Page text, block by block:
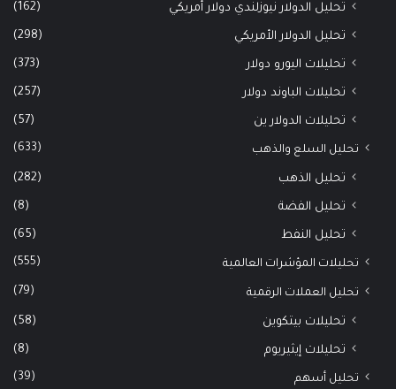
تحليل الدولار نيوزلندي دولار أمريكي (162)
تحليل الدولار الأمريكي (298)
تحليلات اليورو دولار (373)
تحليلات الباوند دولار (257)
تحليلات الدولار ين (57)
تحليل السلع والذهب (633)
تحليل الذهب (282)
تحليل الفضة (8)
تحليل النفط (65)
تحليلات المؤشرات العالمية (555)
تحليل العملات الرقمية (79)
تحليلات بيتكوين (58)
تحليلات إيثيريوم (8)
تحليل أسهم (39)